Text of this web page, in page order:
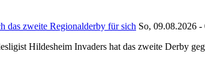
das zweite Regionalderby für sich So, 09.08.2026 -
Hildesheim Invaders hat das zweite Derby